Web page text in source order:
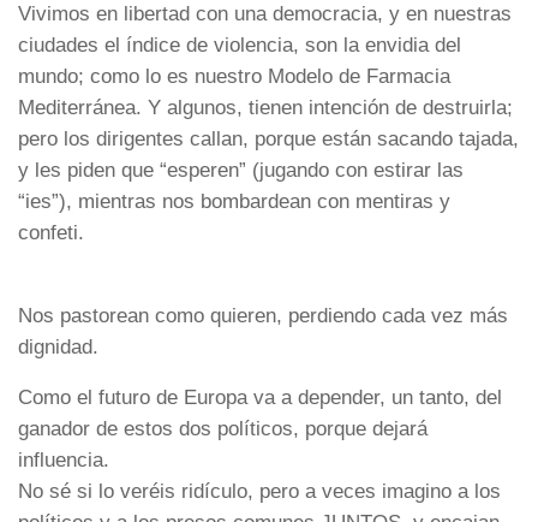
Vivimos en libertad con una democracia, y en nuestras
ciudades el índice de violencia, son la envidia del
mundo; como lo es nuestro Modelo de Farmacia
Mediterránea. Y algunos, tienen intención de destruirla;
pero los dirigentes callan, porque están sacando tajada,
y les piden que “esperen” (jugando con estirar las
“ies”), mientras nos bombardean con mentiras y
confeti.
Nos pastorean como quieren, perdiendo cada vez más
dignidad.
Como el futuro de Europa va a depender, un tanto, del
ganador de estos dos políticos, porque dejará
influencia.
No sé si lo veréis ridículo, pero a veces imagino a los